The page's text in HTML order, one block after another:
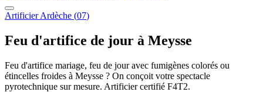
ArtificierArdèche (07)
Feu d'artifice de jour à Meysse
Feu d'artifice mariage, feu de jour avec fumigènes colorés ou
étincelles froides à Meysse ? On conçoit votre spectacle
pyrotechnique sur mesure. Artificier certifié F4T2.